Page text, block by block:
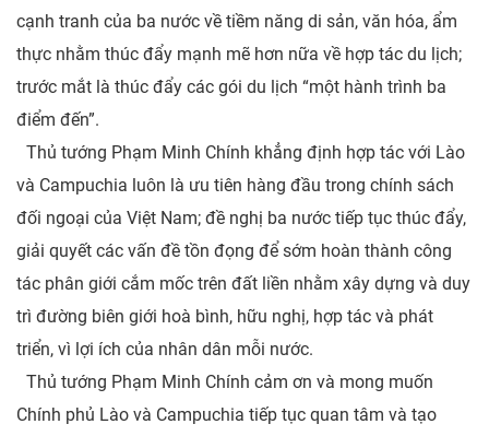
cạnh tranh của ba nước về tiềm năng di sản, văn hóa, ẩm
thực nhằm thúc đẩy mạnh mẽ hơn nữa về hợp tác du lịch;
trước mắt là thúc đẩy các gói du lịch “một hành trình ba
điểm đến”.
Thủ tướng Phạm Minh Chính khẳng định hợp tác với Lào
và Campuchia luôn là ưu tiên hàng đầu trong chính sách
đối ngoại của Việt Nam; đề nghị ba nước tiếp tục thúc đẩy,
giải quyết các vấn đề tồn đọng để sớm hoàn thành công
tác phân giới cắm mốc trên đất liền nhằm xây dựng và duy
trì đường biên giới hoà bình, hữu nghị, hợp tác và phát
triển, vì lợi ích của nhân dân mỗi nước.
Thủ tướng Phạm Minh Chính cảm ơn và mong muốn
Chính phủ Lào và Campuchia tiếp tục quan tâm và tạo